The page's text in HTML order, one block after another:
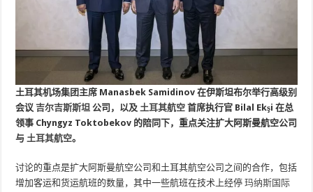
土耳其机场集团主席 Manasbek Samidinov 在伊斯坦布尔举行高级别
会议吉尔吉斯斯坦 公司，以及土耳其航空首席执行官 Bilal Ekşi 在总
领事 Chyngyz Toktobekov 的陪同下，重点关注扩大阿斯曼航空公司
与土耳其航空。
讨论的重点是扩大阿斯曼航空公司和土耳其航空公司之间的合作，包括
增加客运和货运航班的数量，其中一些航班在技术上经停玛纳斯国际